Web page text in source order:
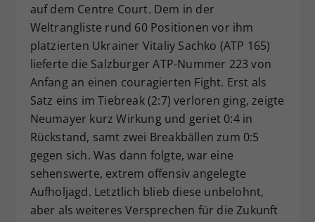
auf dem Centre Court. Dem in der
Weltrangliste rund 60 Positionen vor ihm
platzierten Ukrainer Vitaliy Sachko (ATP 165)
lieferte die Salzburger ATP-Nummer 223 von
Anfang an einen couragierten Fight. Erst als
Satz eins im Tiebreak (2:7) verloren ging, zeigte
Neumayer kurz Wirkung und geriet 0:4 in
Rückstand, samt zwei Breakbällen zum 0:5
gegen sich. Was dann folgte, war eine
sehenswerte, extrem offensiv angelegte
Aufholjagd. Letztlich blieb diese unbelohnt,
aber als weiteres Versprechen für die Zukunft